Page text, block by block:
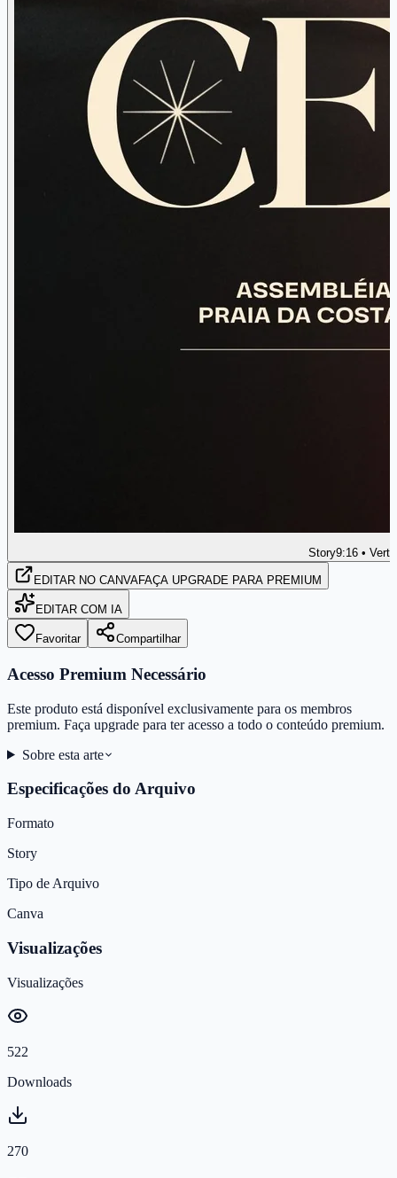
Story9:16 •
EDITAR NO CANVAFAÇA UPGRADE PARA PREMIUM
EDITAR COM IA
Favoritar Compartilhar
Acesso Premium Necessário
Este produto está disponível exclusivamente para os membros
premium. Faça upgrade para ter acesso a todo o conteúdo premium.
Sobre esta arte
Especificações do Arquivo
Formato
Story
Tipo de Arquivo
Canva
Visualizações
Visualizações
522
Downloads
270